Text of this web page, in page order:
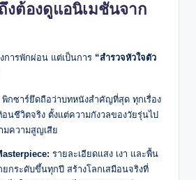
งต้องดูแอนิเมชันจาก
การพักผ่อน แต่เป็นการ “สำรวจหัวใจตัว
พิกซาร์ยึดถือว่าบทหนังสำคัญที่สุด ทุกเรื่อง
นชีวิตจริง ตั้งแต่ความกังวลของวัยรุ่นไป
มความสูญเสีย
รายละเอียดแสง เงา และพื้น
ยกระดับขึ้นทุกปี สร้างโลกเสมือนจริงที่